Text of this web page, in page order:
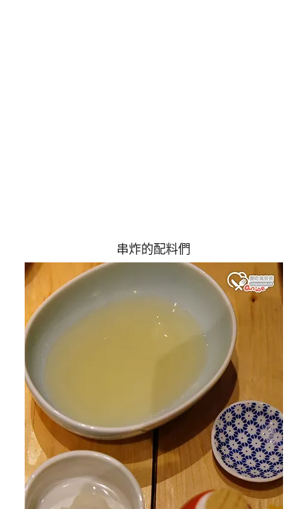
串炸的配料們